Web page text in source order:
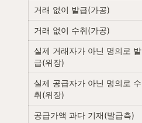
거래 없이 발급(가공)
거래 없이 수취(가공)
실제 거래자가 아닌 명의로 발
급(위장)
실제 공급자가 아닌 명의로 수
취(위장)
공급가액 과다 기재(발급측)